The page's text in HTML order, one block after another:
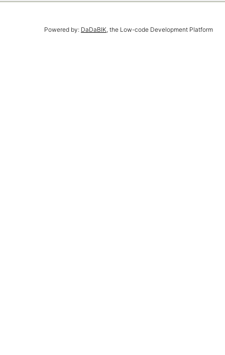
Powered by: DaDaBIK, the Low-code Development Platform